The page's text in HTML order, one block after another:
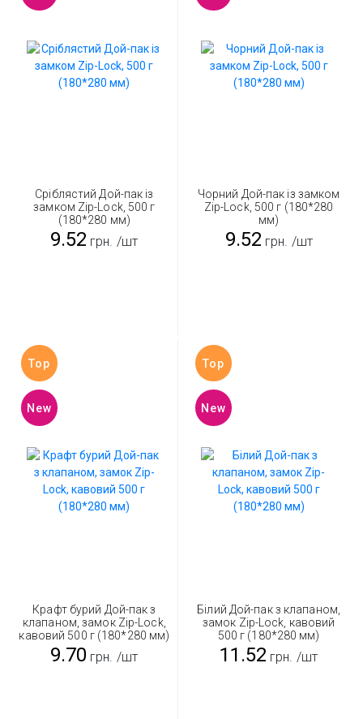
Сріблястий Дой-пак із
замком Zip-Lock, 500 г
(180*280 мм)
9.52 грн. /шт
Чорний Дой-пак із замком
Zip-Lock, 500 г (180*280
мм)
9.52 грн. /шт
Top
New
Крафт бурий Дой-пак з
клапаном, замок Zip-Lock,
кавовий 500 г (180*280 мм)
9.70 грн. /шт
Top
New
Білий Дой-пак з клапаном,
замок Zip-Lock, кавовий
500 г (180*280 мм)
11.52 грн. /шт